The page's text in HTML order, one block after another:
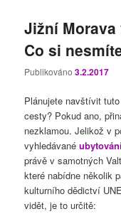
Jižní
Co si
Publikováno3.2.2017
Plánujete navštívit
cesty? Pokud ano,
nezklamou. Jelikož v
vyhledávané
právě v samotných
které nabídne několik
kulturního dědictví
vidět, je to určitě: